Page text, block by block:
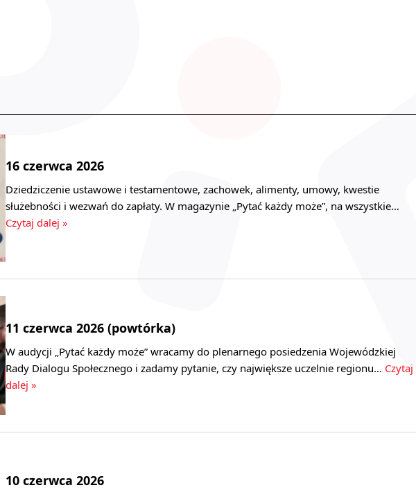
16 czerwca 2026
Dziedziczenie ustawowe i testamentowe, zachowek, alimenty, umowy, kwestie
służebności i wezwań do zapłaty. W magazynie „Pytać każdy może”, na wszystkie…
Czytaj dalej »
11 czerwca 2026 (powtórka)
W audycji „Pytać każdy może” wracamy do plenarnego posiedzenia Wojewódzkiej
Rady Dialogu Społecznego i zadamy pytanie, czy największe uczelnie regionu… Czytaj
dalej »
10 czerwca 2026